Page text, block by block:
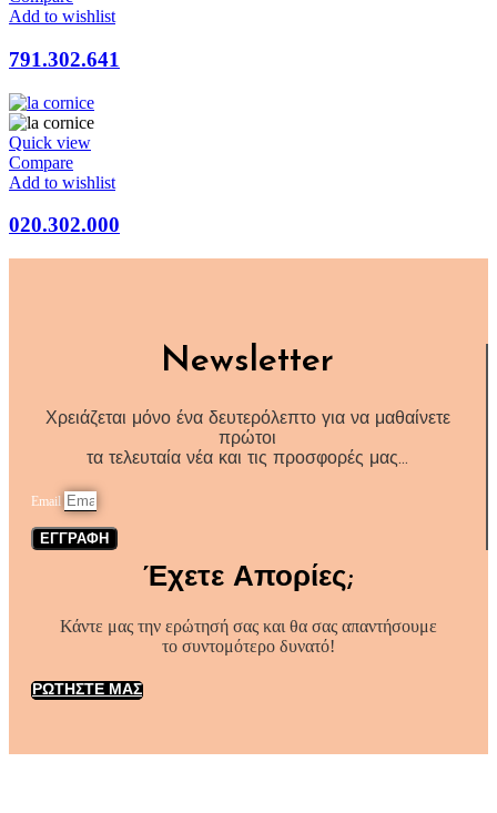
Add to wishlist
791.302.641
Quick view
Compare
Add to wishlist
020.302.000
Newsletter
Χρειάζεται μόνο ένα δευτερόλεπτο για να μαθαίνετε
πρώτοι
τα τελευταία νέα και τις προσφορές μας…
Email
ΕΓΓΡΑΦΗ
Έχετε Απορίες;
Κάντε μας την ερώτησή σας και θα σας απαντήσουμε
το συντομότερο δυνατό!
ΡΩΤΗΣΤΕ ΜΑΣ